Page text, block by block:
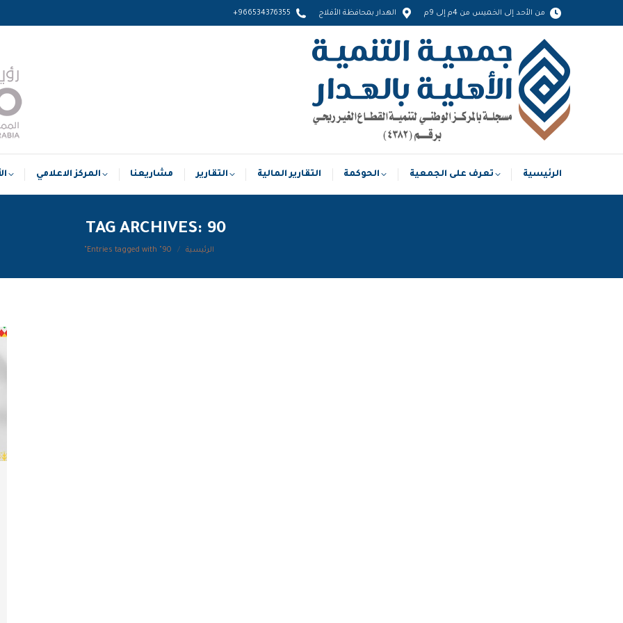
من الأحد إلى الخميس من 4م إلى 9م الهدار بمحافظة الأفلاج 966534376355+
الرئيسية تعرف على الجمعية الحوكمة التقارير المالية التقارير مشاريعنا المركز الاعلامي
TAG ARCHIVES: 90
You are here:
الرئيسية Entries tagged with "90"
تعرف على الجمعية الحوكمة